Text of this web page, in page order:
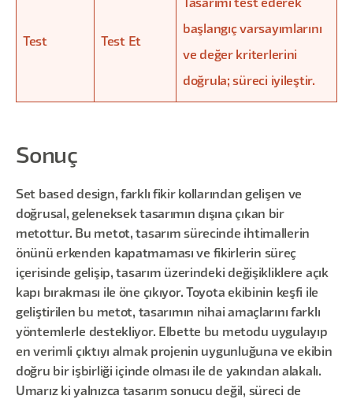
Test Test Et
Tasarımı test ederek
başlangıç varsayımlarını
ve değer kriterlerini
doğrula; süreci iyileştir.
Sonuç
Set based design, farklı fikir kollarından gelişen ve
doğrusal, geleneksek tasarımın dışına çıkan bir
metottur. Bu metot, tasarım sürecinde ihtimallerin
önünü erkenden kapatmaması ve fikirlerin süreç
içerisinde gelişip, tasarım üzerindeki değişikliklere açık
kapı bırakması ile öne çıkıyor. Toyota ekibinin keşfi ile
geliştirilen bu metot, tasarımın nihai amaçlarını farklı
yöntemlerle destekliyor. Elbette bu metodu uygulayıp
en verimli çıktıyı almak projenin uygunluğuna ve ekibin
doğru bir işbirliği içinde olması ile de yakından alakalı.
Umarız ki yalnızca tasarım sonucu değil, süreci de